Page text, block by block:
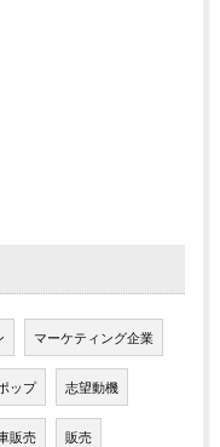
マーケティング企業
ップ 志望動機
販売 販売